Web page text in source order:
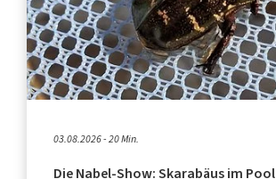
03.08.2026 - 20 Min.
Die Nabel-Show: Skarabäus im Pool